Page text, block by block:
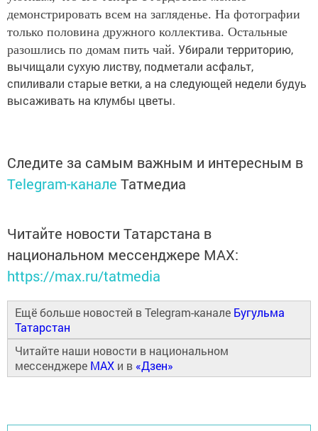
демонстрировать всем на загляденье. На фотографии
только половина дружного коллектива. Остальные
разошлись по домам пить чай. Убирали территорию,
вычищали сухую листву, подметали асфальт,
спиливали старые ветки, а на следующей недели будуь
высаживать на клумбы цветы.
Следите за самым важным и интересным в
Telegram-канале Татмедиа
Читайте новости Татарстана в
национальном мессенджере MАХ:
https://max.ru/tatmedia
Ещё больше новостей в Telegram-канале Бугульма
Татарстан
Читайте наши новости в национальном
мессенджере MAX и в «Дзен»